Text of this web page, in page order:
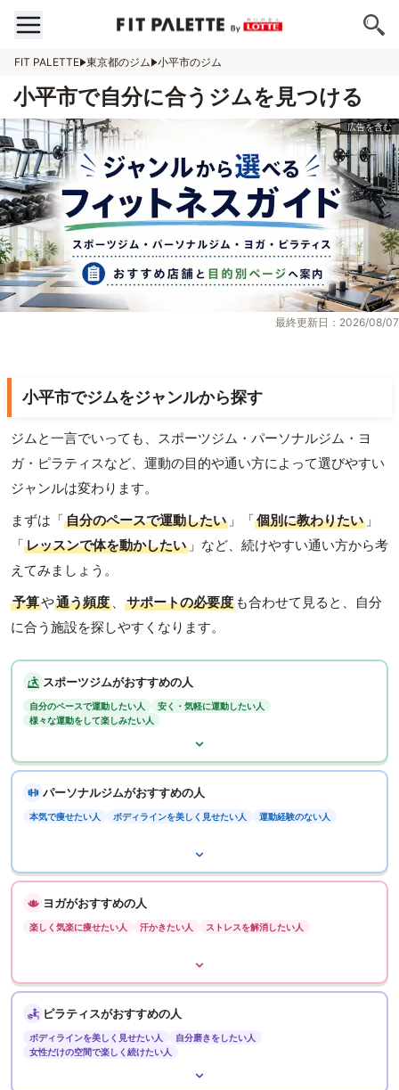
FIT PALETTE 東京都のジム 小平市のジム
小平市で自分に合うジムを見つける
最終更新日：2026/08/07
小平市でジムをジャンルから探す
ジムと一言でいっても、スポーツジム・パーソナルジム・ヨ
ガ・ピラティスなど、運動の目的や通い方によって選びやすい
ジャンルは変わります。
まずは「自分のペースで運動したい 」「個別に教わりたい 」
「レッスンで体を動かしたい 」など、続けやすい通い方から考
えてみましょう。
予算や通う頻度 、 サポートの必要度 も合わせて見ると、自分
に合う施設を探しやすくなります。
スポーツジムがおすすめの人
自分のペースで運動したい人
安く・気軽に運動したい人
様々な運動をして楽しみたい人
パーソナルジムがおすすめの人
本気で痩せたい人 ボディラインを美しく見せたい人 運動経験のない人
ヨガがおすすめの人
楽しく気楽に痩せたい人 汗かきたい人 ストレスを解消したい人
ピラティスがおすすめの人
ボディラインを美しく見せたい人
自分磨きをしたい人
女性だけの空間で楽しく続けたい人